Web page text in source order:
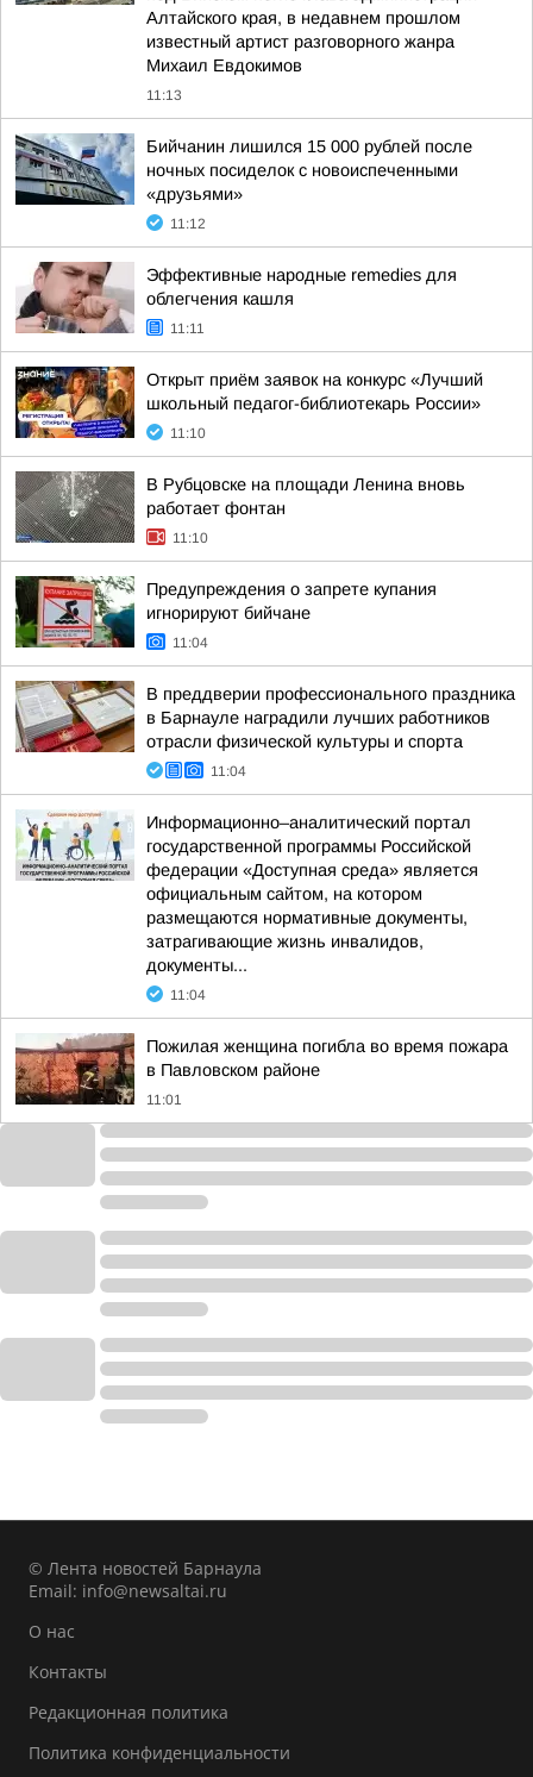
Алтайского края, в недавнем прошлом
известный артист разговорного жанра
Михаил Евдокимов
11:13
Бийчанин лишился 15 000 рублей после
ночных посиделок с новоиспеченными
«друзьями»
11:12
Эффективные народные remedies для
облегчения кашля
11:11
Открыт приём заявок на конкурс «Лучший
школьный педагог-библиотекарь России»
11:10
В Рубцовске на площади Ленина вновь
работает фонтан
11:10
Предупреждения о запрете купания
игнорируют бийчане
11:04
В преддверии профессионального праздника
в Барнауле наградили лучших работников
отрасли физической культуры и спорта
11:04
Информационно–аналитический портал
государственной программы Российской
федерации «Доступная среда» является
официальным сайтом, на котором
размещаются нормативные документы,
затрагивающие жизнь инвалидов,
документы...
11:04
Пожилая женщина погибла во время пожара
в Павловском районе
11:01
© Лента новостей Барнаула
Email: info@newsaltai.ru
О нас
Контакты
Редакционная политика
Политика конфиденциальности